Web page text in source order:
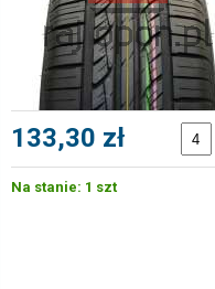
133,30 zł
Na stanie: 1 szt